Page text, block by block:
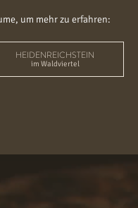
um mehr zu erfahren:
HEIDENREICHSTEIN
im Waldviertel